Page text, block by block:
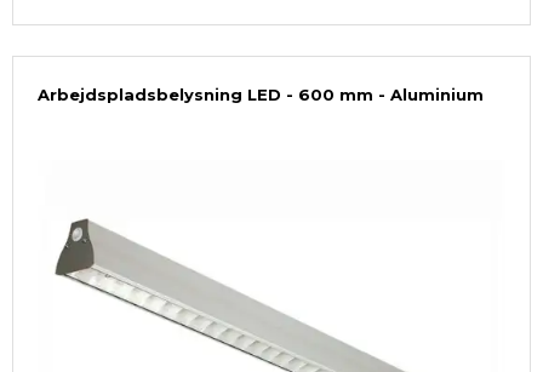
Arbejdspladsbelysning LED - 600 mm - Aluminium